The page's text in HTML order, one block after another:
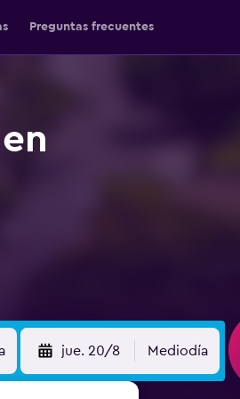
Preguntas frecuentes
jue. 20/8 Mediodía